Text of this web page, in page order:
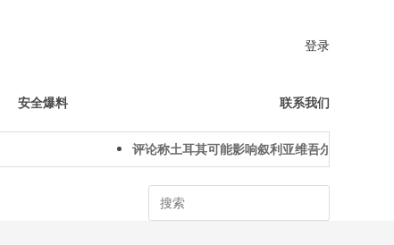
登录
安全爆料 联系我们
评论称土耳其可能影响叙利亚维吾尔人下一代身
Search